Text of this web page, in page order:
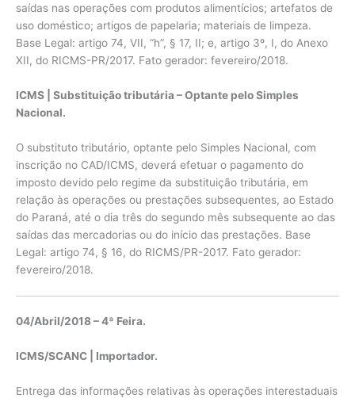
saídas nas operações com produtos alimentícios; artefatos de
uso doméstico; artigos de papelaria; materiais de limpeza.
Base Legal: artigo 74, VII, “h”, § 17, II; e, artigo 3º, I, do Anexo
XII, do RICMS-PR/2017. Fato gerador: fevereiro/2018.
ICMS | Substituição tributária – Optante pelo Simples
Nacional.
O substituto tributário, optante pelo Simples Nacional, com
inscrição no CAD/ICMS, deverá efetuar o pagamento do
imposto devido pelo regime da substituição tributária, em
relação às operações ou prestações subsequentes, ao Estado
do Paraná, até o dia três do segundo mês subsequente ao das
saídas das mercadorias ou do início das prestações. Base
Legal: artigo 74, § 16, do RICMS/PR-2017. Fato gerador:
fevereiro/2018.
04/Abril/2018 – 4ª Feira.
ICMS/SCANC | Importador.
Entrega das informações relativas às operações interestaduais